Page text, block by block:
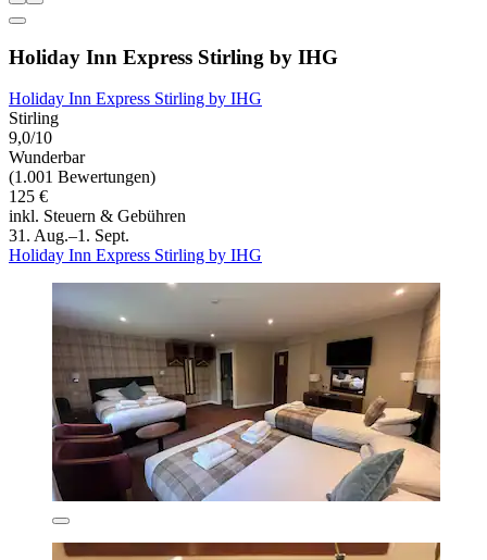
Holiday Inn Express Stirling by IHG
Holiday Inn Express Stirling by IHG
Stirling
9,0/10
Wunderbar
(1.001 Bewertungen)
125 €
inkl. Steuern & Gebühren
31. Aug.–1. Sept.
Holiday Inn Express Stirling by IHG